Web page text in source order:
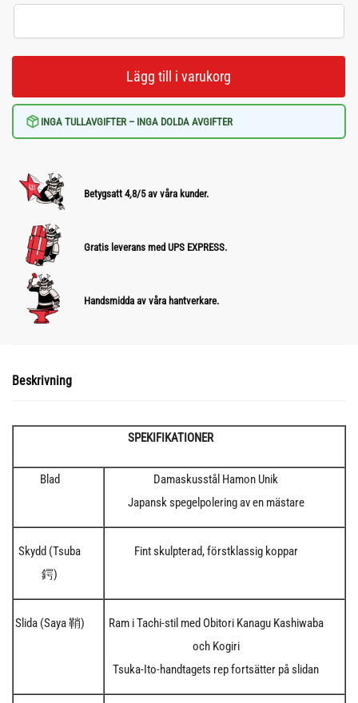
Lägg till i varukorg
INGA TULLAVGIFTER – INGA DOLDA AVGIFTER
Betygsatt 4,8/5 av våra kunder.
Gratis leverans med UPS EXPRESS.
Handsmidda av våra hantverkare.
Beskrivning
SPEKIFIKATIONER
Blad
Damaskusstål Hamon Unik
Japansk spegelpolering av en mästare
Skydd (Tsuba
鍔)
Fint skulpterad, förstklassig koppar
Slida (Saya 鞘)
Ram i Tachi-stil med Obitori Kanagu Kashiwaba
och Kogiri
Tsuka-Ito-handtagets rep fortsätter på slidan